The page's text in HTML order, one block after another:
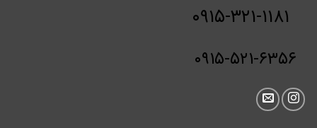
۰۹۱۵-۵۲۱-۶۳۵۶